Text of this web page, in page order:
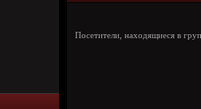
Посетители, находящиеся в